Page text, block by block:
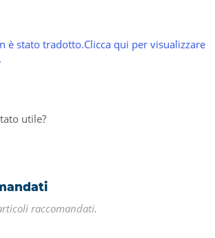
è stato tradotto.Clicca qui per visualizzare
utile?
raccomandati.